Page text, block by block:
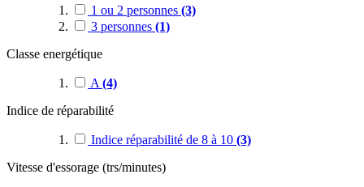
1 ou 2 personnes (3)
3 personnes (1)
Classe energétique
A (4)
Indice de réparabilité
Indice réparabilité de 8 à 10 (3)
Vitesse d'essorage (trs/minutes)